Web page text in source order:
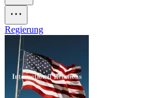
Regierung